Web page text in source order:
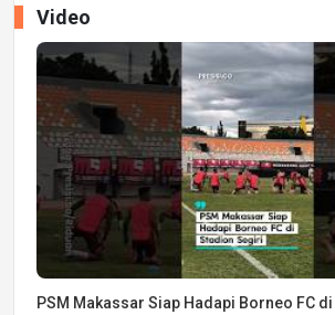
Video
PSM Makassar Siap Hadapi Borneo FC